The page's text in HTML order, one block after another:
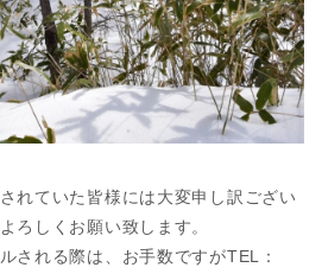
れていた皆様には大変申し訳ござい
ろしくお願い致します。
される際は、お手数ですがTEL：